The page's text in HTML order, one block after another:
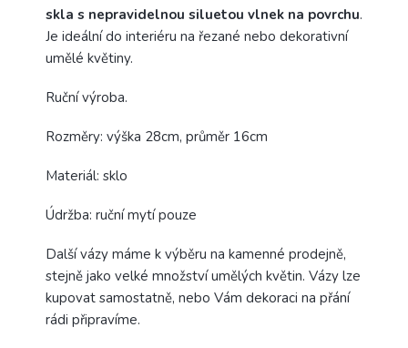
skla s nepravidelnou siluetou vlnek na povrchu.
Je ideální do interiéru na řezané nebo dekorativní
umělé květiny.
Ruční výroba.
Rozměry: výška 28cm, průměr 16cm
Materiál: sklo
Údržba: ruční mytí pouze
Další vázy máme k výběru na kamenné prodejně,
stejně jako velké množství umělých květin. Vázy lze
kupovat samostatně, nebo Vám dekoraci na přání
rádi připravíme.